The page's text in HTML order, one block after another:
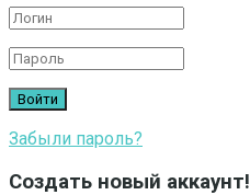
Забыли пароль?
Создать новый аккаунт!